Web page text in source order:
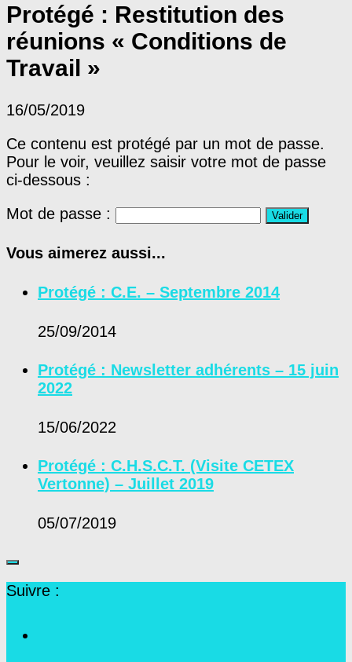
Protégé : Restitution des
réunions « Conditions de
Travail »
16/05/2019
Ce contenu est protégé par un mot de passe.
Pour le voir, veuillez saisir votre mot de passe
ci-dessous :
Mot de passe :
Vous aimerez aussi...
Protégé : C.E. – Septembre 2014
25/09/2014
Protégé : Newsletter adhérents – 15 juin
2022
15/06/2022
Protégé : C.H.S.C.T. (Visite CETEX
Vertonne) – Juillet 2019
05/07/2019
Suivre :